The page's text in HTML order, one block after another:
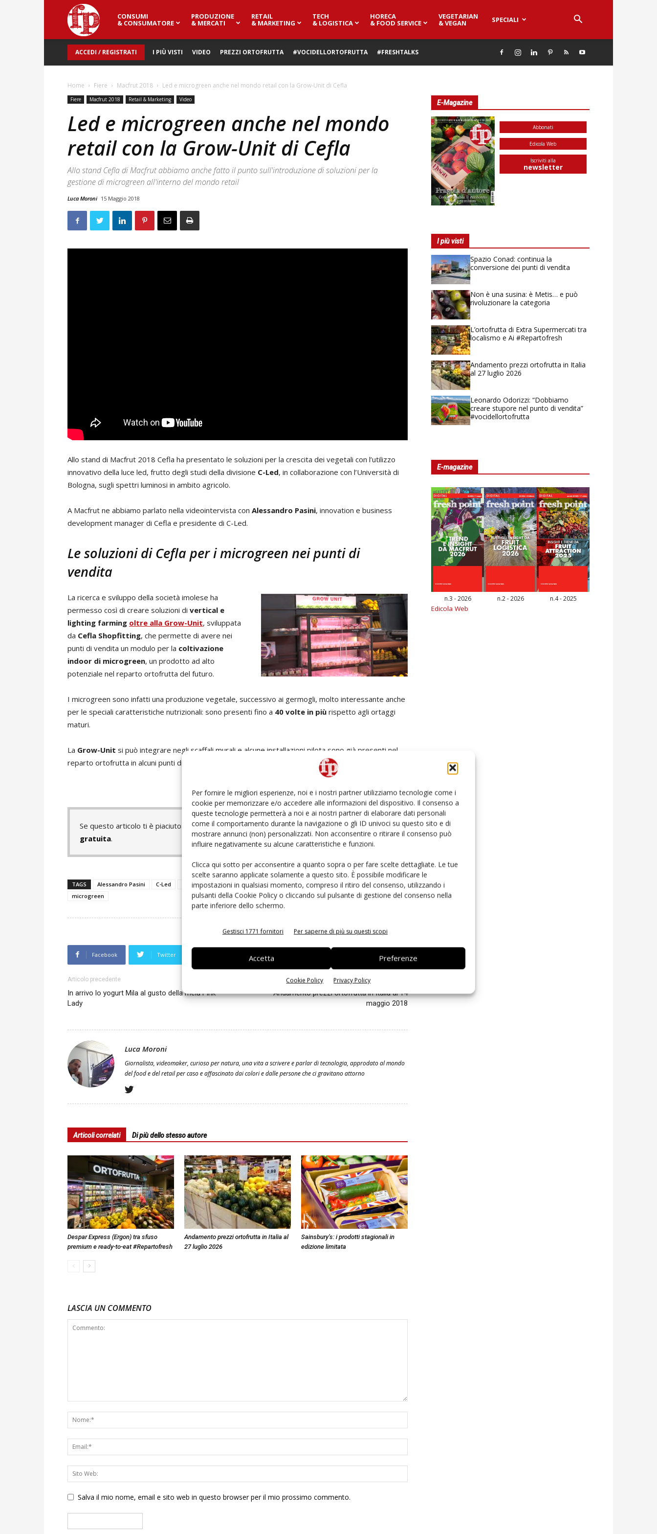
Per fornire le migliori esperienze, noi e i nostri partner utilizziamo tecnologie come i
cookie per memorizzare e/o accedere alle informazioni del dispositivo. Il consenso a
queste tecnologie permetterà a noi e ai nostri partner di elaborare dati personali
come il comportamento durante la navigazione o gli ID univoci su questo sito e di
mostrare annunci (non) personalizzati. Non acconsentire o ritirare il consenso può
influire negativamente su alcune caratteristiche e funzioni.
Clicca qui sotto per acconsentire a quanto sopra o per fare scelte dettagliate. Le tue
scelte saranno applicate solamente a questo sito. È possibile modificare le
impostazioni in qualsiasi momento, compreso il ritiro del consenso, utilizzando i
pulsanti della Cookie Policy o cliccando sul pulsante di gestione del consenso nella
parte inferiore dello schermo.
Gestisci 1771 fornitori Per saperne di più su questi scopi
Accetta Preferenze
Cookie Policy Privacy Policy
Fresh
Point
Magazine
CONSUMI
& CONSUMATORE
PRODUZIONE
& MERCATI
RETAIL
& MARKETING
TECH
& LOGISTICA
HORECA
& FOOD SERVICE
VEGETARIAN
& VEGAN SPECIALI
ACCEDI / REGISTRATI I PIÙ VISTI VIDEO PREZZI ORTOFRUTTA #VOCIDELLORTOFRUTTA #FRESHTALKS
Home Fiere Macfrut 2018 Led e microgreen anche nel mondo retail con la Grow-Unit di Cefla
Fiere Macfrut 2018 Retail & Marketing Video
Led e microgreen anche nel mondo
retail con la Grow-Unit di Cefla
Allo stand Cefla di Macfrut abbiamo anche fatto il punto sull'introduzione di soluzioni per la
gestione di microgreen all'interno del mondo retail
Luca Moroni 15 Maggio 2018
Allo stand di Macfrut 2018 Cefla ha presentato le soluzioni per la crescita dei vegetali con l’utilizzo
innovativo della luce led, frutto degli studi della divisione C-Led, in collaborazione con l’Università di
Bologna, sugli spettri luminosi in ambito agricolo.
A Macfrut ne abbiamo parlato nella videointervista con Alessandro Pasini, innovation e business
development manager di Cefla e presidente di C-Led.
Le soluzioni di Cefla per i microgreen nei punti di
vendita
La ricerca e sviluppo della società imolese ha
permesso così di creare soluzioni di vertical e
lighting farming oltre alla Grow-Unit, sviluppata
da Cefla Shopfitting, che permette di avere nei
punti di vendita un modulo per la coltivazione
indoor di microgreen, un prodotto ad alto
potenziale nel reparto ortofrutta del futuro.
I microgreen sono infatti una produzione vegetale, successivo ai germogli, molto interessante anche
per le speciali caratteristiche nutrizionali: sono presenti fino a 40 volte in più rispetto agli ortaggi
maturi.
La Grow-Unit si può integrare negli scaffali murali e alcune installazioni pilota sono già presenti nel
reparto ortofrutta in alcuni punti di vendita in Italia.
Se questo articolo ti è piaciuto e vuoi rimanere sempre informatoiscriviti alla newsletter
gratuita.
TAGS Alessandro Pasini C-Led Cefla Cefla C-Led Cefla Shopfitting coltivazione indoor
led
microgreen
Facebook Twitter
Articolo precedente
In arrivo lo yogurt Mila al gusto della mela Pink
Lady
Prossimo articolo
Andamento prezzi ortofrutta in Italia al 14
maggio 2018
Luca Moroni
Giornalista, videomaker, curioso per natura, una vita a scrivere e parlar di tecnologia, approdato al mondo
del food e del retail per caso e affascinato dai colori e dalle persone che ci gravitano attorno
Articoli correlati Di più dello stesso autore
Despar Express (Ergon) tra sfuso
premium e ready-to-eat #Repartofresh
Andamento prezzi ortofrutta in Italia al
27 luglio 2026
Sainsbury’s: i prodotti stagionali in
edizione limitata
LASCIA UN COMMENTO
Salva il mio nome, email e sito web in questo browser per il mio prossimo commento.
E-Magazine
Abbonati
Edicola Web
Iscriviti alla
newsletter
I più visti
Spazio Conad: continua la
conversione dei punti di vendita
Non è una susina: è Metis… e può
rivoluzionare la categoria
L’ortofrutta di Extra Supermercati tra
localismo e Ai #Repartofresh
Andamento prezzi ortofrutta in Italia
al 27 luglio 2026
Leonardo Odorizzi: “Dobbiamo
creare stupore nel punto di vendita”
#vocidellortofrutta
E-magazine
n.3 - 2026 n.2 - 2026 n.4 - 2025
Edicola Web